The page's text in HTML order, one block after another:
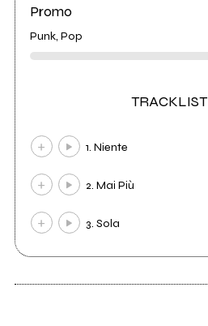
Promo
Punk, Pop
TRACKLIST
1. Niente
2. Mai Più
3. Sola